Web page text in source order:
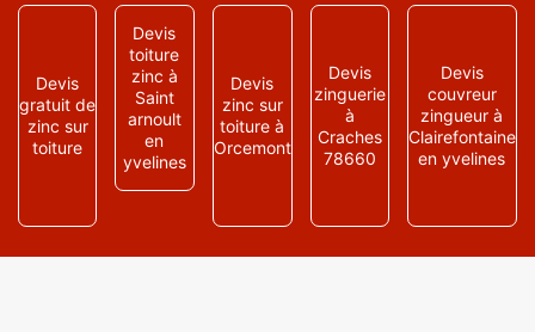
Devis
gratuit de
zinc sur
toiture
Devis
toiture
zinc à
Saint
arnoult
en
yvelines
Devis
zinc sur
toiture à
Orcemont
Devis
zinguerie
à
Craches
78660
Devis
couvreur
zingueur à
Clairefontaine
en yvelines